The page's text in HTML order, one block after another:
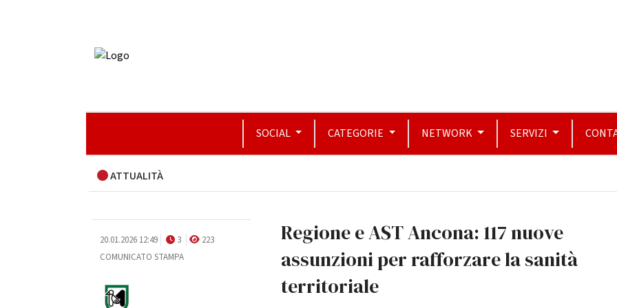
SOCIAL CATEGORIE NETWORK SERVIZI
ATTUALITÀ
20.01.2026 12:49 3
223
COMUNICATO STAMPA
Regione e AST Ancona: 117 nuove
assunzioni per rafforzare la sanità
territoriale